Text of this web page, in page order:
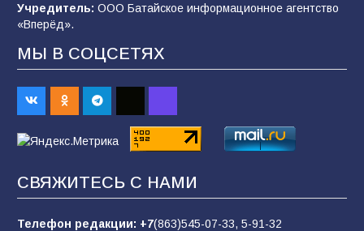
95 06.08.2026
«Пургу нести — не поля переходить»: почему
заявления о мобилизации — это
пропагандистский вброс
01.08.2026
«Слухами Москву не возьмёшь»: почему
заявления Киева о мобилизации — это
отчаяние, а не разведка
Учредитель: ООО Батайское информационное агентство
«Вперёд».
МЫ В СОЦСЕТЯХ
СВЯЖИТЕСЬ С НАМИ
Телефон редакции: +7(863)545-07-33, 5-91-32